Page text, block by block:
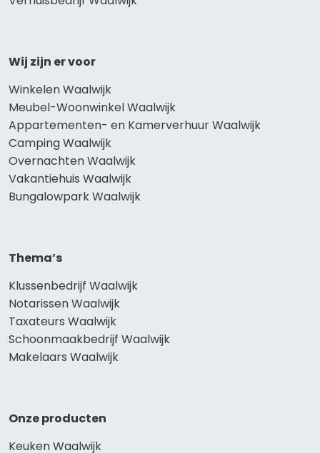
Wij zijn er voor
Winkelen Waalwijk
Meubel-Woonwinkel Waalwijk
Appartementen- en Kamerverhuur Waalwijk
Camping Waalwijk
Overnachten Waalwijk
Vakantiehuis Waalwijk
Bungalowpark Waalwijk
Thema’s
Klussenbedrijf Waalwijk
Notarissen Waalwijk
Taxateurs Waalwijk
Schoonmaakbedrijf Waalwijk
Makelaars Waalwijk
Onze producten
Keuken Waalwijk